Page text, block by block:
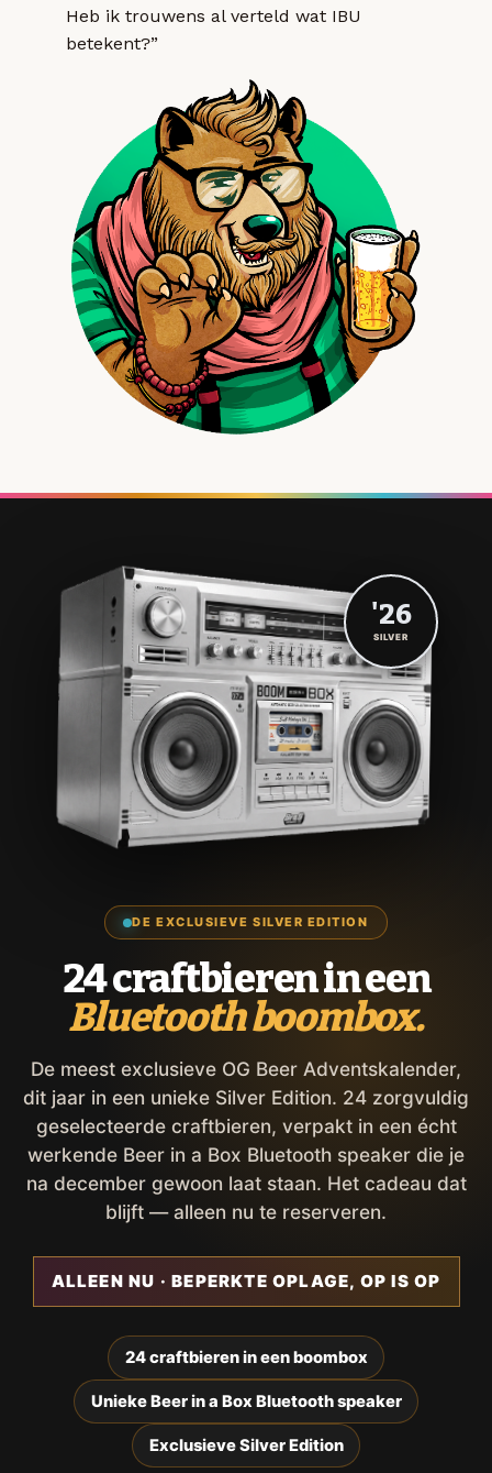
Heb ik trouwens al verteld wat IBU
betekent?”
DE EXCLUSIEVE SILVER EDITION
24 craftbieren in een
Bluetooth boombox.
De meest exclusieve OG Beer Adventskalender,
dit jaar in een unieke Silver Edition. 24 zorgvuldig
geselecteerde craftbieren, verpakt in een écht
werkende Beer in a Box Bluetooth speaker die je
na december gewoon laat staan. Het cadeau dat
blijft — alleen nu te reserveren.
ALLEEN NU · BEPERKTE OPLAGE, OP IS OP
24 craftbieren in een boombox
Unieke Beer in a Box Bluetooth speaker
Exclusieve Silver Edition
'26
SILVER